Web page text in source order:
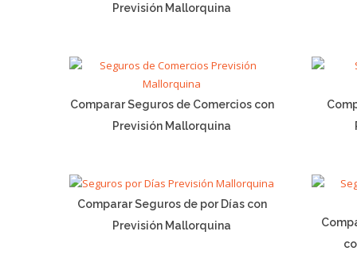
Previsión Mallorquina
Comparar Seguros de Comercios con
Previsión Mallorquina
Comparar Seguros de por Días con
Previsión Mallorquina